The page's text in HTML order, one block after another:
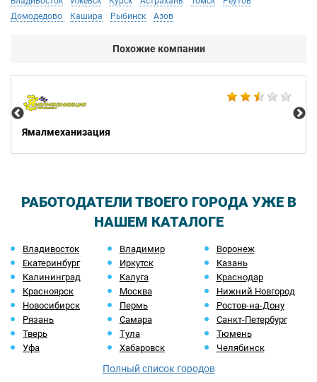
Домодедово
Кашира Рыбинск Азов
Похожие компании
Ямалмеханизация
РАБОТОДАТЕЛИ ТВОЕГО ГОРОДА УЖЕ В
НАШЕМ КАТАЛОГЕ
Владивосток Владимир
Воронеж
Екатеринбург
Иркутск
Казань
Калининград
Калуга
Краснодар
Красноярск
Москва
Нижний Новгород
Новосибирск
Пермь
Ростов-на-Дону
Рязань
Самара
Санкт-Петербург
Тверь
Тула
Тюмень
Уфа
Хабаровск Челябинск
Полный список городов